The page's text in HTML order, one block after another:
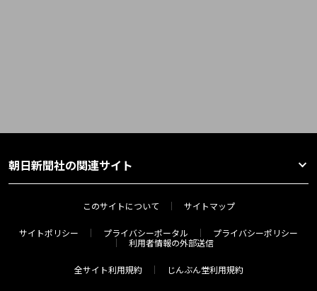
朝日新聞社の関連サイト
このサイトについて サイトマップ
サイトポリシー プライバシーポータル
プライバシーポリシー
利用者情報の外部送信
全サイト利用規約 じんぶん堂利用規約